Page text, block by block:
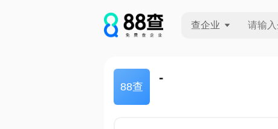
查企业
88查
-